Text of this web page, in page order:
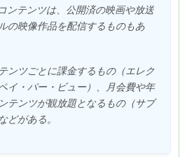
ンテンツは、公開済の映画や放送
の映像作品を配信するものもあ
ンツごとに課金するもの（エレク
イ・パー・ビュー）、月会費や年
テンツが観放題となるもの（サブ
どがある。